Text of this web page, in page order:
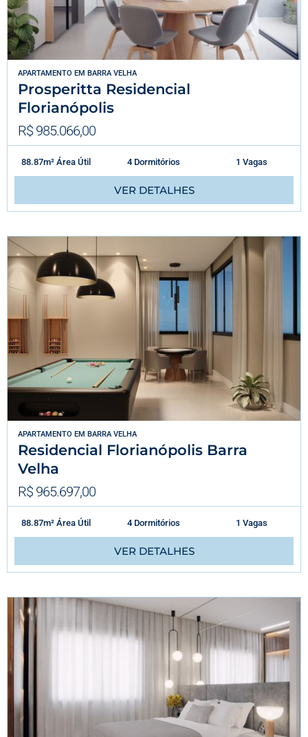
APARTAMENTO EM BARRA VELHA
Prosperitta Residencial
Florianópolis
R$ 985.066,00
88.87m² Área Útil 4 Dormitórios 1 Vagas
VER DETALHES
APARTAMENTO EM BARRA VELHA
Residencial Florianópolis Barra
Velha
R$ 965.697,00
88.87m² Área Útil 4 Dormitórios 1 Vagas
VER DETALHES